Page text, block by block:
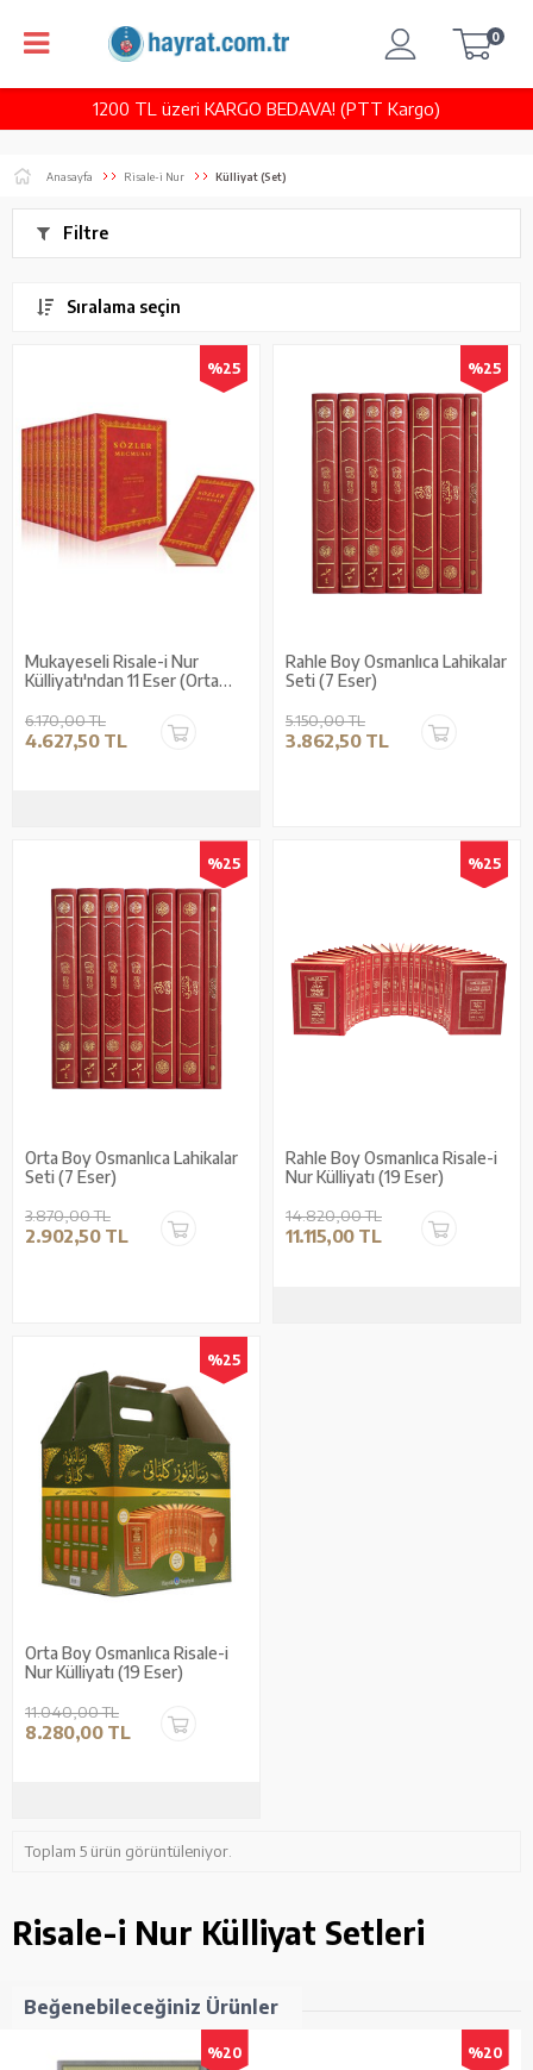
1200 TL üzeri KARGO BEDAVA! (PTT Kargo)
0
Anasayfa Risale-i Nur Külliyat (Set)
Filtre
Sıralama seçin
%25
Mukayeseli Risale-i Nur
Külliyatı'ndan 11 Eser (Orta
6.170,00 TL
4.627,50 TL
%25
Rahle Boy Osmanlıca Lahikalar
Seti (7 Eser)
5.150,00 TL
3.862,50 TL
%25
Orta Boy Osmanlıca Lahikalar
Seti (7 Eser)
3.870,00 TL
2.902,50 TL
%25
Rahle Boy Osmanlıca Risale-i
Nur Külliyatı (19 Eser)
14.820,00 TL
11.115,00 TL
%25
Orta Boy Osmanlıca Risale-i
Nur Külliyatı (19 Eser)
11.040,00 TL
8.280,00 TL
Toplam 5 ürün görüntüleniyor.
Risale-i Nur Külliyat Setleri
Beğenebileceğiniz Ürünler
%20 %20